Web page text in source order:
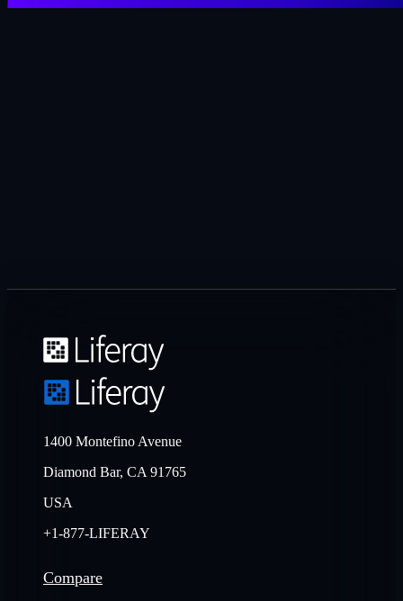
1400 Montefino Avenue
Diamond Bar, CA 91765
USA
+1-877-LIFERAY
Compare